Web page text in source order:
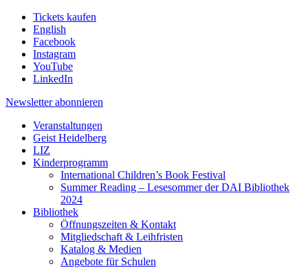
Tickets kaufen
English
Facebook
Instagram
YouTube
LinkedIn
Newsletter abonnieren
Veranstaltungen
Geist Heidelberg
LIZ
Kinderprogramm
International Children’s Book Festival
Summer Reading – Lesesommer der DAI Bibliothek
2024
Bibliothek
Öffnungszeiten & Kontakt
Mitgliedschaft & Leihfristen
Katalog & Medien
Angebote für Schulen